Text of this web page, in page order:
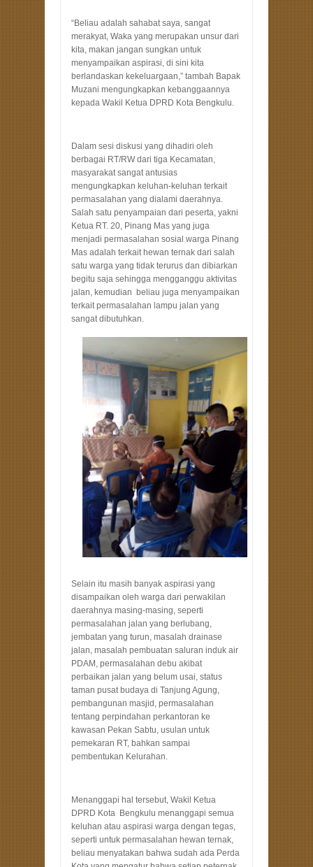
“Beliau adalah sahabat saya, sangat
merakyat, Waka yang merupakan unsur dari
kita, makan jangan sungkan untuk
menyampaikan aspirasi, di sini kita
berlandaskan kekeluargaan,” tambah Bapak
Muzani mengungkapkan kebanggaannya
kepada Wakil Ketua DPRD Kota Bengkulu.
Dalam sesi diskusi yang dihadiri oleh
berbagai RT/RW dari tiga Kecamatan,
masyarakat sangat antusias
mengungkapkan keluhan-keluhan terkait
permasalahan yang dialami daerahnya.
Salah satu penyampaian dari peserta, yakni
Ketua RT. 20, Pinang Mas yang juga
menjadi permasalahan sosial warga Pinang
Mas adalah terkait hewan ternak dari salah
satu warga yang tidak terurus dan dibiarkan
begitu saja sehingga mengganggu aktivitas
jalan, kemudian beliau juga menyampaikan
terkait permasalahan lampu jalan yang
sangat dibutuhkan.
Selain itu masih banyak aspirasi yang
disampaikan oleh warga dari perwakilan
daerahnya masing-masing, seperti
permasalahan jalan yang berlubang,
jembatan yang turun, masalah drainase
jalan, masalah pembuatan saluran induk air
PDAM, permasalahan debu akibat
perbaikan jalan yang belum usai, status
taman pusat budaya di Tanjung Agung,
pembangunan masjid, permasalahan
tentang perpindahan perkantoran ke
kawasan Pekan Sabtu, usulan untuk
pemekaran RT, bahkan sampai
pembentukan Kelurahan.
Menanggapi hal tersebut, Wakil Ketua
DPRD Kota Bengkulu menanggapi semua
keluhan atau aspirasi warga dengan tegas,
seperti untuk permasalahan hewan ternak,
beliau menyatakan bahwa sudah ada Perda